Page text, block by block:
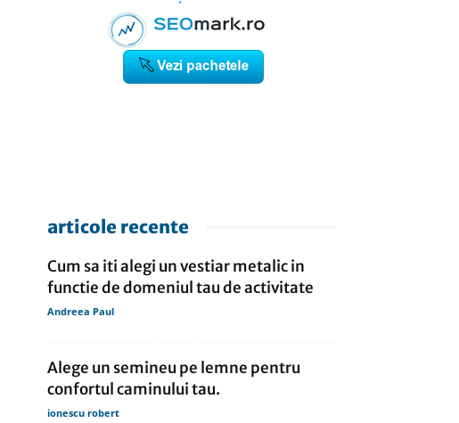
articole recente
Cum sa iti alegi un vestiar metalic in
functie de domeniul tau de activitate
Andreea Paul
Alege un semineu pe lemne pentru
confortul caminului tau.
ionescu robert